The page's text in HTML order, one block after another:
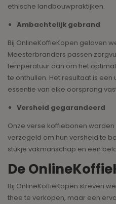
ethische landbouwpraktijken.
Ambachtelijk gebrand
Bij OnlineKoffieKopen geloven
Meesterbranders passen
temperatuur aan om het
te onthullen. Het resultaat is
essentie van elke oorsprong
Versheid gegarandeerd
Onze verse koffiebonen
verzegeld om hun versheid te
stukje vakmanschap en een
De
Bij OnlineKoffieKopen streven
thee te verkopen, maar een